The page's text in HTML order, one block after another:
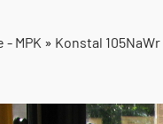
- MPK » Konstal 105NaWr